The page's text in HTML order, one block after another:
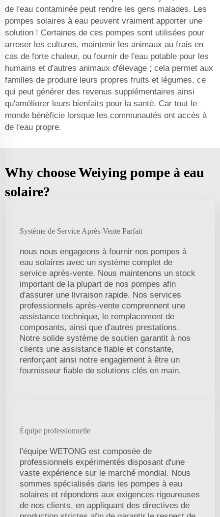
de l'eau contaminée peut rendre les gens malades. Les
pompes solaires à eau peuvent vraiment apporter une
solution ! Certaines de ces pompes sont utilisées pour
arroser les cultures, maintenir les animaux au frais en
cas de forte chaleur, ou fournir de l'eau potable pour les
humains et d'autres animaux d'élevage ; cela permet aux
familles de produire leurs propres fruits et légumes, ce
qui peut générer des revenus supplémentaires ainsi
qu'améliorer leurs bienfaits pour la santé. Car tout le
monde bénéficie lorsque les communautés ont accès à
de l'eau propre.
Why choose Weiying pompe à eau
solaire?
Système de Service Après-Vente Parfait
nous nous engageons à fournir nos pompes à
eau solaires avec un système complet de
service après-vente. Nous maintenons un stock
important de la plupart de nos pompes afin
d'assurer une livraison rapide. Nos services
professionnels après-vente comprennent une
assistance technique, le remplacement de
composants, ainsi que d'autres prestations.
Notre solide système de soutien garantit à nos
clients une assistance fiable et constante,
renforçant ainsi notre engagement à être un
fournisseur fiable de solutions clés en main.
Équipe professionnelle
l'équipe WETONG est composée de
professionnels expérimentés disposant d'une
vaste expérience sur le marché mondial. Nous
sommes spécialisés dans les pompes à eau
solaires et répondons aux exigences rigoureuses
de nos clients, en appliquant des directives de